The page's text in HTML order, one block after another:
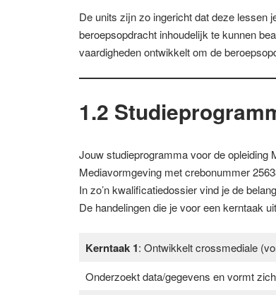
De units zijn zo ingericht dat deze lessen
beroepsopdracht inhoudelijk te kunnen
vaardigheden ontwikkelt om de
1.2
Jouw studieprogramma voor de
Mediavormgeving met crebonummer
In zo’n kwalificatiedossier vind je de
De handelingen die je voor een kerntaak
Kerntaak 1: Ontwikkelt crossmediale
Onderzoekt data/gegevens en vormt